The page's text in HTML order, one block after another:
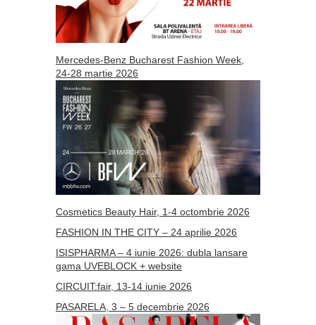
Mercedes-Benz Bucharest Fashion Week,
24-28 martie 2026
Cosmetics Beauty Hair, 1-4 octombrie 2026
FASHION IN THE CITY – 24 aprilie 2026
ISISPHARMA – 4 iunie 2026: dubla lansare
gama UVEBLOCK + website
CIRCUIT:fair, 13-14 iunie 2026
PASARELA, 3 – 5 decembrie 2026